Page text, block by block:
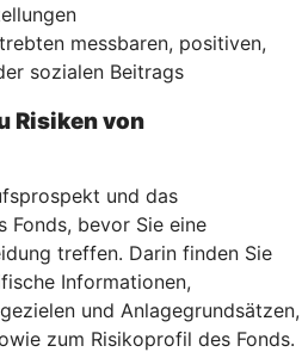
messbaren, positiven,
sozialen Beitrags
Risiken von
und das
Fonds, bevor Sie eine
treffen. Darin finden Sie
Informationen,
und Anlagegrundsätzen,
zum Risikoprofil des Fonds.